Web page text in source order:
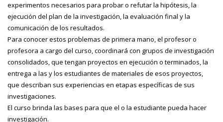
experimentos necesarios para probar o refutar la hipótesis, la
ejecución del plan de la investigación, la evaluación final y la
comunicación de los resultados.
Para conocer estos problemas de primera mano, el profesor o
profesora a cargo del curso, coordinará con grupos de investigación
consolidados, que tengan proyectos en ejecución o terminados, la
entrega a las y los estudiantes de materiales de esos proyectos,
que describan sus experiencias en etapas específicas de sus
investigaciones.
El curso brinda las bases para que el o la estudiante pueda hacer
investigación.